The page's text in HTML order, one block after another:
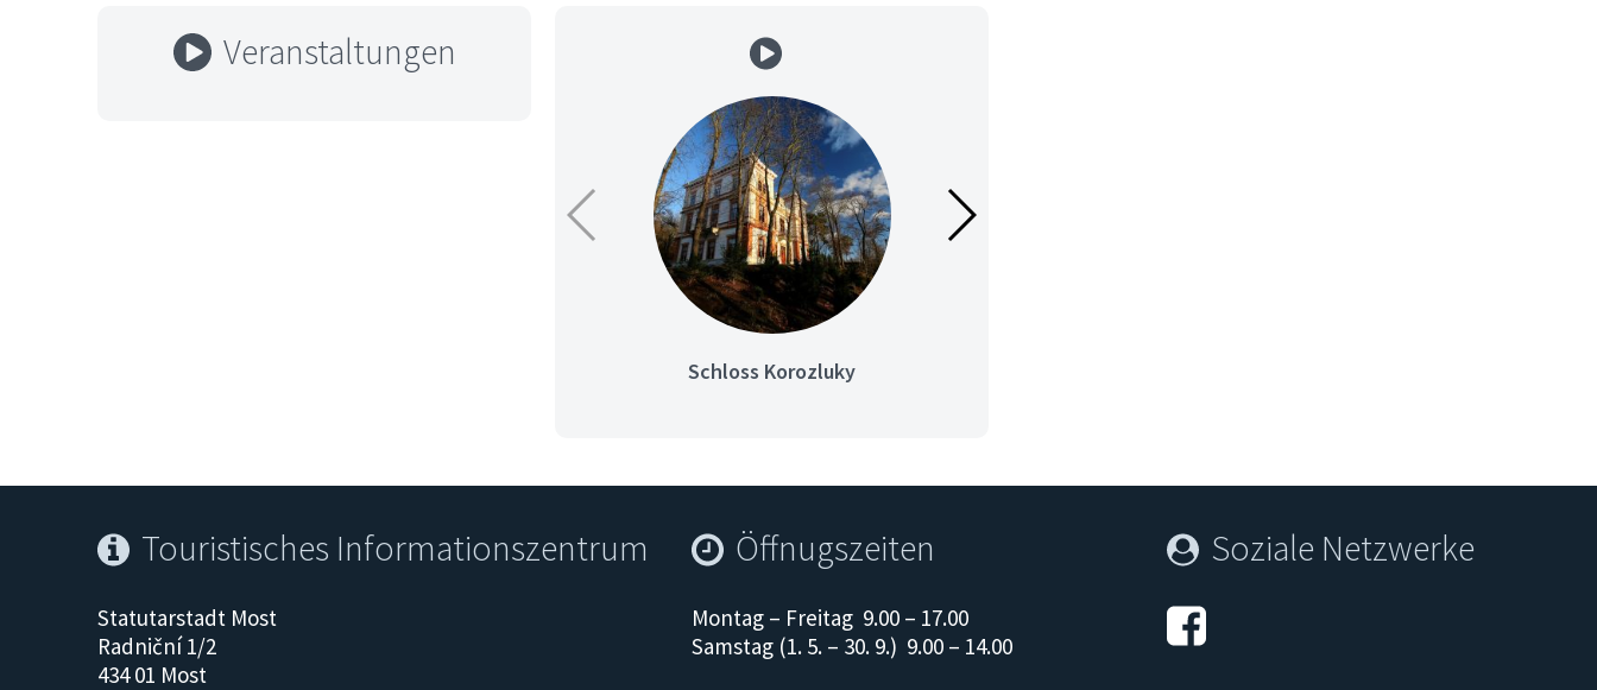
Veranstaltungen
Schloss Korozluky
Touristisches Informationszentrum
Statutarstadt Most
Radniční 1/2
434 01 Most
Öffnugszeiten
Montag – Freitag 9.00 – 17.00
Samstag (1. 5. – 30. 9.) 9.00 – 14.00
Soziale Netzwerke